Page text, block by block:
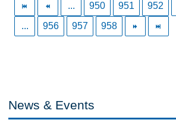
... 950 951 952
...
956 957 958
News & Events